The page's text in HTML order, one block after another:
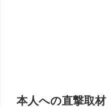
本人への直撃取材